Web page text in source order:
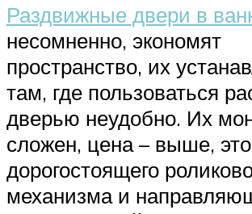
Раздвижные двери в
несомненно, экономят
пространство, их
там, где пользоваться
дверью неудобно. Их
сложен, цена – выше,
дорогостоящего
механизма и